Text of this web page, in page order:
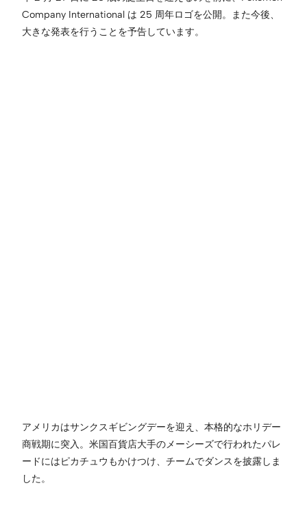
Company International は 25 周年ロゴを公開。また今後、
大きな発表を行うことを予告しています。
アメリカはサンクスギビングデーを迎え、本格的なホリデー
商戦期に突入。米国百貨店大手のメーシーズで行われたパレ
ードにはピカチュウもかけつけ、チームでダンスを披露しま
した。